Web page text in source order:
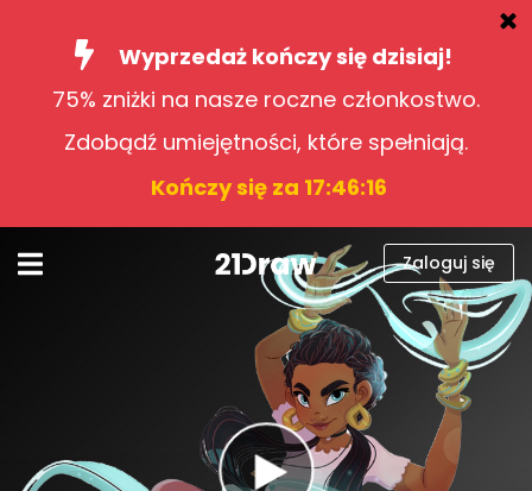
Wyprzedaż kończy się dzisiaj!
75% zniżki na nasze roczne członkostwo.
Zdobądź umiejętności, które spełniają.
Kończy się za 17:46:15
Kursy
Polski
Zaloguj się